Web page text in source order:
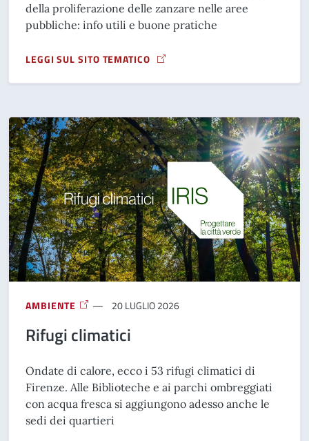
della proliferazione delle zanzare nelle aree
pubbliche: info utili e buone pratiche
LEGGI SUL SITO TEMATICO
A PROPOSITO DI DIFENDITI DALLE ZANZARE
AMBIENTE 20 LUGLIO 2026
Rifugi climatici
Ondate di calore, ecco i 53 rifugi climatici di
Firenze. Alle Biblioteche e ai parchi ombreggiati
con acqua fresca si aggiungono adesso anche le
sedi dei quartieri